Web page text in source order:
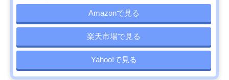
Amazonで見る
楽天市場で見る
Yahoo!で見る